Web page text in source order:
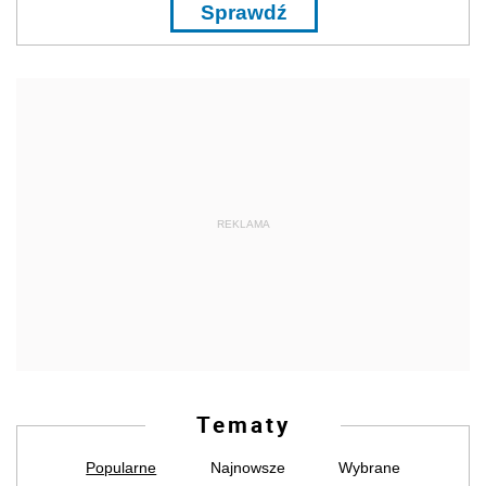
Sprawdź
REKLAMA
Tematy
Popularne Najnowsze Wybrane